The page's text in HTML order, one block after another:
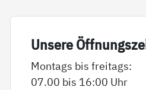
Un­se­re
Montags bis freitags:
07.00 bis 16:00 Uhr